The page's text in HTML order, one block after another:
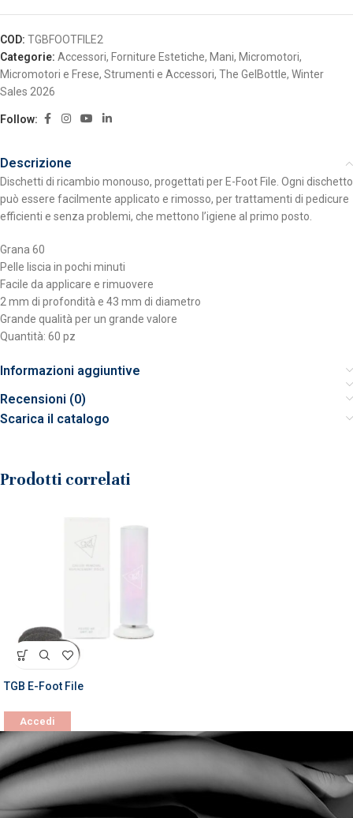
COD: TGBFOOTFILE2
Categorie: Accessori, Forniture Estetiche, Mani, Micromotori,
Micromotori e Frese, Strumenti e Accessori, The GelBottle, Winter
Sales 2026
Follow:
Descrizione
Dischetti di ricambio monouso, progettati per E-Foot File. Ogni dischetto
può essere facilmente applicato e rimosso, per trattamenti di pedicure
efficienti e senza problemi, che mettono l’igiene al primo posto.
Grana 60
Pelle liscia in pochi minuti
Facile da applicare e rimuovere
2 mm di profondità e 43 mm di diametro
Grande qualità per un grande valore
Quantità: 60 pz
Informazioni aggiuntive
Recensioni (0)
Scarica il catalogo
Prodotti correlati
TGB E-Foot File
Accedi